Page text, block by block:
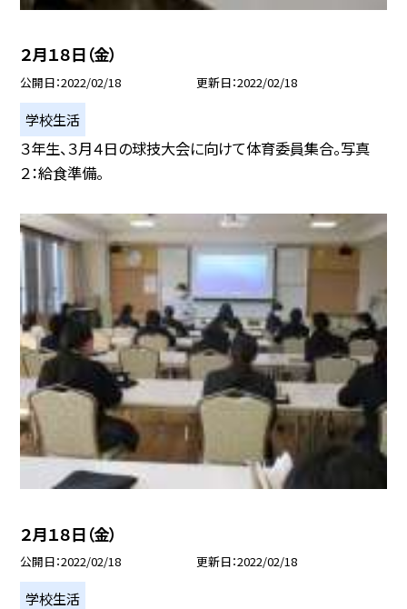
２月１８日（金）
公開日 2022/02/18 更新日 2022/02/18
学校生活
３年生、３月４日の球技大会に向けて体育委員集合。写真
２：給食準備。
２月１８日（金）
公開日 2022/02/18 更新日 2022/02/18
学校生活